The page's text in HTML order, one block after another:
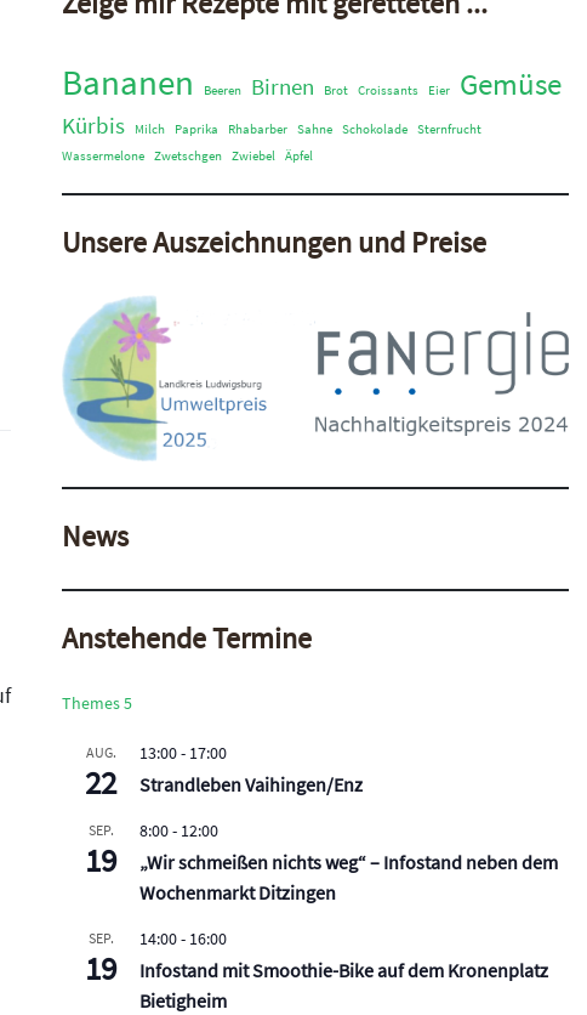
Bananen Beeren Birnen Brot Croissants Eier Gemüse
Kürbis Milch Paprika Rhabarber Sahne Schokolade
Sternfrucht
Wassermelone
Zwetschgen Zwiebel Äpfel
Unsere Auszeichnungen und Preise
News
Anstehende Termine
Themes 5
AUG.
22
13:00- 17:00
Strandleben Vaihingen/Enz
SEP.
19
8:00- 12:00
„Wir schmeißen nichts weg“ – Infostand neben dem
Wochenmarkt Ditzingen
SEP.
19
14:00- 16:00
Infostand mit Smoothie-Bike auf dem Kronenplatz
Bietigheim